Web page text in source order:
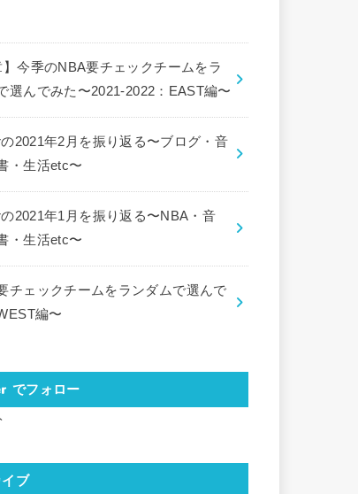
】今季のNBA要チェックチームをラ
選んでみた〜2021-2022：EAST編〜
2021年2月を振り返る〜ブログ・音
・生活etc〜
2021年1月を振り返る〜NBA・音
・生活etc〜
チェックチームをランダムで選んで
編〜
でフォロー
ブ